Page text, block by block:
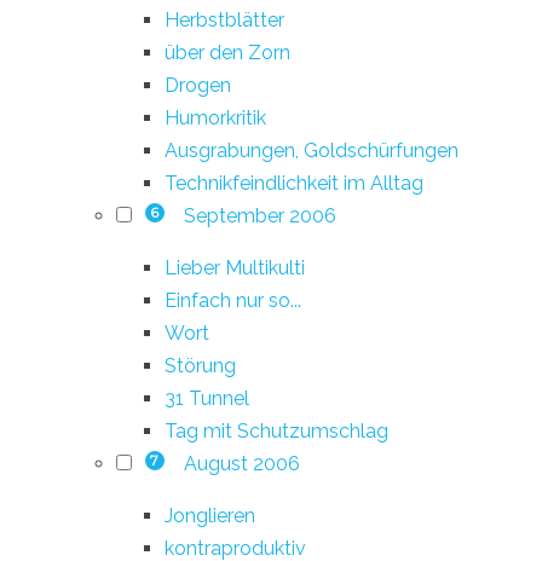
Herbstblätter
über den Zorn
Drogen
Humorkritik
Ausgrabungen, Goldschürfungen
Technikfeindlichkeit im Alltag
6 September 2006
Lieber Multikulti
Einfach nur so...
Wort
Störung
31 Tunnel
Tag mit Schutzumschlag
7 August 2006
Jonglieren
kontraproduktiv